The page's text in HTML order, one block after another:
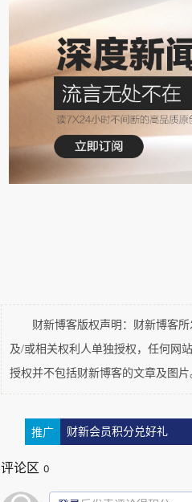
黑子》等著作借给格雷学习
会办理的刊物《哲学汇刊》
成果写成文后，以信件形式
1695年，格雷的长兄去
了光学等有关的研究，并提
务中抽空进行的……”这是格
这些辛劳很快获得了学
发表自己学术生涯的前5篇
镜、制作近似抛物线形状凹
度。
现在来看，这三年的研究
转向天文学
财新博客版权声明：财新博客所
及/或相关权利人单独授权，任何网
授权并不包括财新博客的文章及图
推广 财新会员积分兑好礼
评论区 0